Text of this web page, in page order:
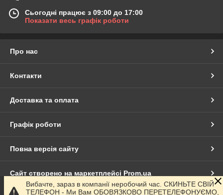
Сьогодні працює з 09:00 до 17:00
Показати весь графік роботи
Про нас
Контакти
Доставка та оплата
Графік роботи
Повна версія сайту
Сайт створено на маркетплейсі Prom.ua
Вибачте, зараз в компанії неробочий час. СКИНЬТЕ СВІЙ
ТЕЛЕФОН - Ми Вам ОБОВЯЗКОВО ПЕРЕТЕЛЕФОНУЄМО,